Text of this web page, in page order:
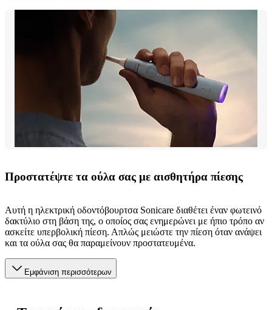
Προστατέψτε τα ούλα σας με αισθητήρα πίεσης
Αυτή η ηλεκτρική οδοντόβουρτσα Sonicare διαθέτει έναν φωτεινό
δακτύλιο στη βάση της, ο οποίος σας ενημερώνει με ήπιο τρόπο αν
ασκείτε υπερβολική πίεση. Απλώς μειώστε την πίεση όταν ανάψει
και τα ούλα σας θα παραμείνουν προστατευμένα.
Εμφάνιση περισσότερων